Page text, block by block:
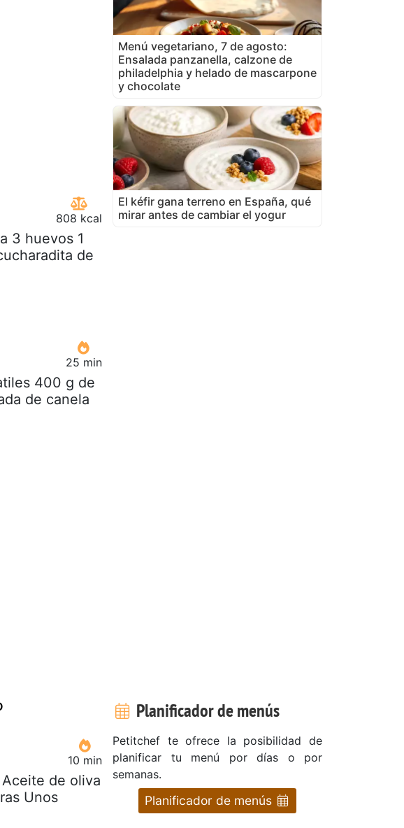
808 kcal
3 huevos 1
de
25 min
400 g de
de canela
10 min
de oliva
Unos
Menú vegetariano, 7 de agosto:
Ensalada panzanella, calzone de
philadelphia y helado de mascarpone
y chocolate
El kéfir gana terreno en España, qué
mirar antes de cambiar el yogur
Planificador de menús
Petitchef te ofrece la posibilidad de
planificar tu menú por días o por
semanas.
Planificador de menús